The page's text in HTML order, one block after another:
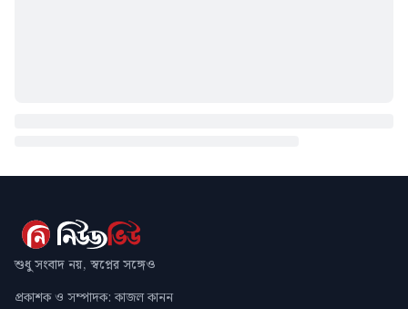
শুধু সংবাদ নয়, স্বপ্নের সঙ্গেও
প্রকাশক ও সম্পাদক: কাজল কানন